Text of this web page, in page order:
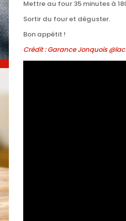
Mettre au four 35 minutes à
Sortir du four et déguster.
Bon appétit !
Crédit : Garance Jonquois